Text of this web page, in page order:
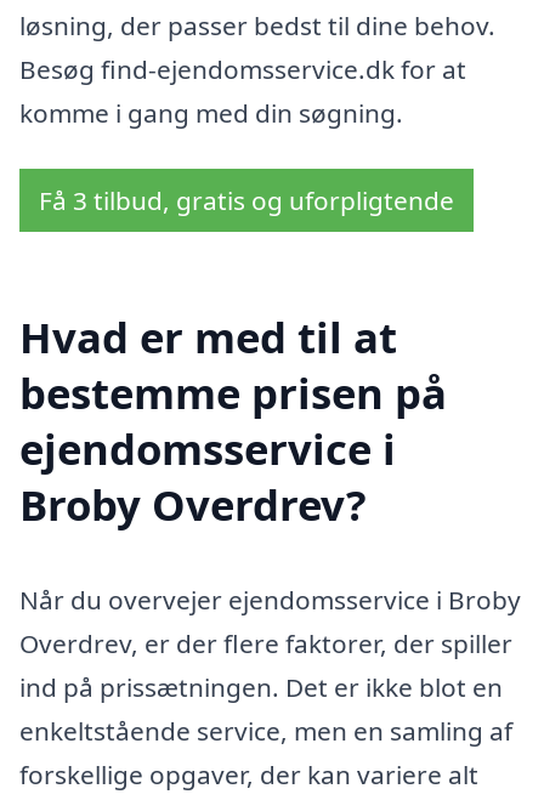
løsning, der passer bedst til dine behov.
Besøg find-ejendomsservice.dk for at
komme i gang med din søgning.
Få 3 tilbud, gratis og uforpligtende
Hvad er med til at
bestemme prisen på
ejendomsservice i
Broby Overdrev?
Når du overvejer ejendomsservice i Broby
Overdrev, er der flere faktorer, der spiller
ind på prissætningen. Det er ikke blot en
enkeltstående service, men en samling af
forskellige opgaver, der kan variere alt